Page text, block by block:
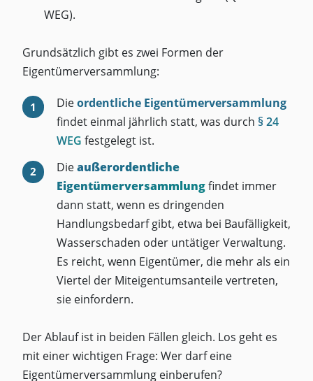
WEG).
Grundsätzlich gibt es zwei Formen der
Eigentümerversammlung:
Dieordentliche Eigentümerversammlung
findet einmal jährlich statt, was durch § 24
WEG festgelegt ist.
Dieaußerordentliche
Eigentümerversammlungfindet immer
dann statt, wenn es dringenden
Handlungsbedarf gibt, etwa bei Baufälligkeit,
Wasserschaden oder untätiger Verwaltung.
Es reicht, wenn Eigentümer, die mehr als ein
Viertel der Miteigentumsanteile vertreten,
sie einfordern.
Der Ablauf ist in beiden Fällen gleich. Los geht es
mit einer wichtigen Frage: Wer darf eine
Eigentümerversammlung einberufen?